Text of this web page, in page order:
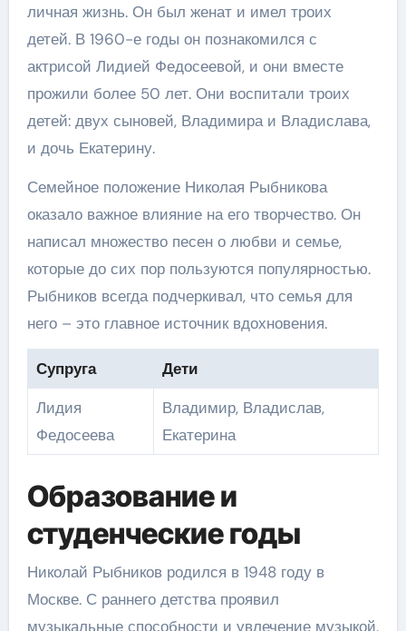
личная жизнь. Он был женат и имел троих
детей. В 1960-е годы он познакомился с
актрисой Лидией Федосеевой, и они вместе
прожили более 50 лет. Они воспитали троих
детей: двух сыновей, Владимира и Владислава,
и дочь Екатерину.
Семейное положение Николая Рыбникова
оказало важное влияние на его творчество. Он
написал множество песен о любви и семье,
которые до сих пор пользуются популярностью.
Рыбников всегда подчеркивал, что семья для
него – это главное источник вдохновения.
Супруга
Дети
Лидия
Федосеева
Владимир, Владислав,
Екатерина
Образование и
студенческие годы
Николай Рыбников родился в 1948 году в
Москве. С раннего детства проявил
музыкальные способности и увлечение музыкой.